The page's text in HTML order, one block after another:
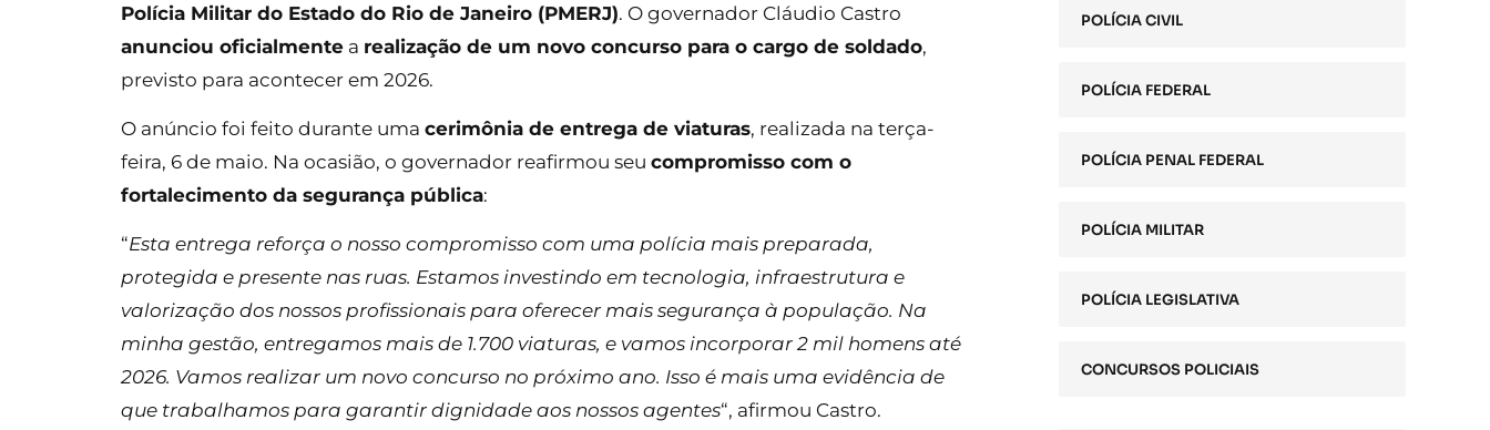
Polícia Militar do Estado do Rio de Janeiro (PMERJ). O governador Cláudio Castro
anunciou oficialmentea realização de um novo concurso para o cargo de soldado,
previsto para acontecer em 2026.
O anúncio foi feito durante uma cerimônia de entrega de viaturas, realizada na terça-
feira, 6 de maio. Na ocasião, o governador reafirmou seu compromisso com o
fortalecimento da segurança pública:
“Esta entrega reforça o nosso compromisso com uma polícia mais preparada,
protegida e presente nas ruas. Estamos investindo em tecnologia, infraestrutura e
valorização dos nossos profissionais para oferecer mais segurança à população. Na
minha gestão, entregamos mais de 1.700 viaturas, e vamos incorporar 2 mil homens até
2026. Vamos realizar um novo concurso no próximo ano. Isso é mais uma evidência de
que trabalhamos para garantir dignidade aos nossos agentes“, afirmou Castro.
POLÍCIA CIVIL
POLÍCIA FEDERAL
POLÍCIA PENAL FEDERAL
POLÍCIA MILITAR
POLÍCIA LEGISLATIVA
CONCURSOS POLICIAIS